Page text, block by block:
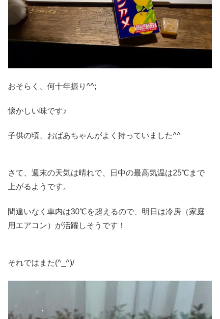
おそらく、何十年振り^^;
懐かしい味です♪
子供の頃、おばあちゃんがよく持っていました^^
さて、週末の天気は晴れで、日中の最高気温は25℃まで
上がるようです。
間違いなく車内は30℃を超えるので、明日は冷房（家庭
用エアコン）が活躍しそうです！
それではまた(^_^)/